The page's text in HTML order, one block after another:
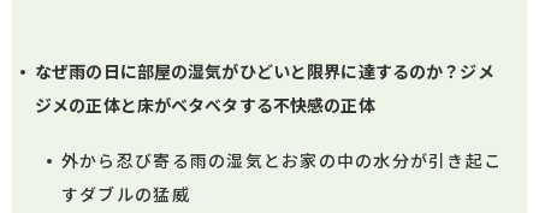
なぜ雨の日に部屋の湿気がひどいと限界に達するのか？ジメ
ジメの正体と床がベタベタする不快感の正体
外から忍び寄る雨の湿気とお家の中の水分が引き起こ
すダブルの猛威